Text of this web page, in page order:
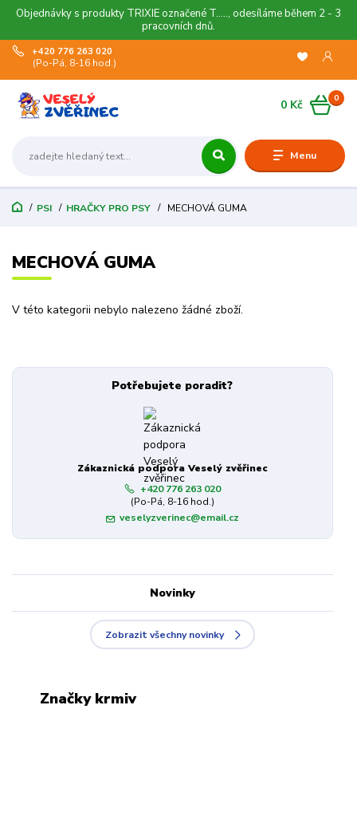
Objednávky s produkty TRIXIE označené T....., odesíláme během 2 - 3
pracovních dnů.
Menu
+420 776 263 020
(Po-Pá, 8-16 hod.)
0
0 Kč
PSI HRAČKY PRO PSY MECHOVÁ GUMA
MECHOVÁ GUMA
V této kategorii nebylo nalezeno žádné zboží.
Potřebujete poradit?
Zákaznická podpora Veselý zvěřinec
+420 776 263 020
(Po-Pá, 8-16 hod.)
veselyzverinec@email.cz
Novinky
Zobrazit všechny novinky
Značky krmiv